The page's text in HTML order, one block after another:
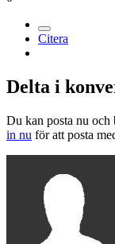
Citera
Delta i
Du kan posta nu och
in nu för att posta